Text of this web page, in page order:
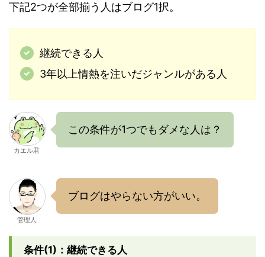
下記2つが全部揃う人はブログ1択。
継続できる人
3年以上情熱を注いだジャンルがある人
カエル君
この条件が1つでもダメな人は？
管理人
ブログはやらない方がいい。
条件(1)：継続できる人